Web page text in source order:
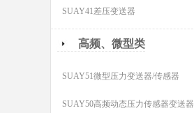
SUAY41差压变送器
高频、微型类
SUAY51微型压力变送器/传感器
SUAY50高频动态压力传感器变送器